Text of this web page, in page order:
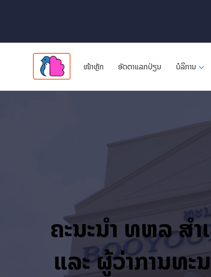
ໜ້າຫຼັກ ອັດ​ຕາ​ແລກ​ປ່ຽນ ບໍລິການ
ຄະນະນຳ ທຫລ ສຳ
ແລະ ຜູ້ວ່າການທະ